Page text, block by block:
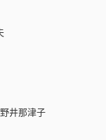
井那津子